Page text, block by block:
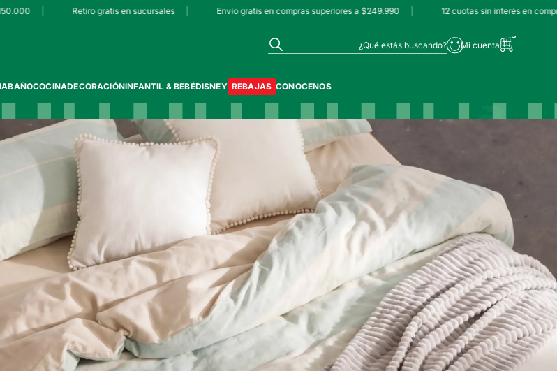
Retiro gratis en sucursales | Envío gratis en compras superiores a $249.990 | 12 cuotas sin interés en compras
¿Qué estás buscando?
BAÑOCOCINADECORACIÓNINFANTIL & BEBÉDISNEY REBAJAS CONOCENOS